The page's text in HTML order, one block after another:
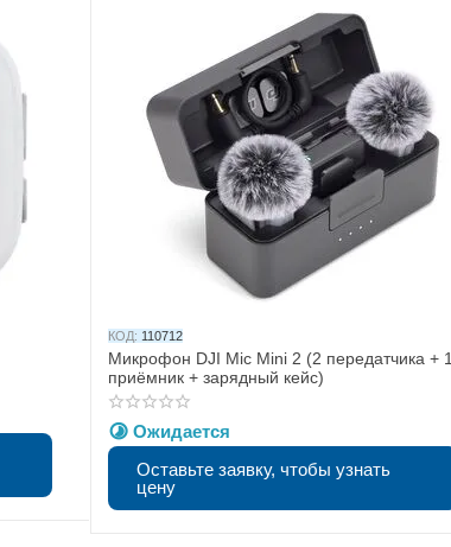
КОД: 110712
Микрофон DJI Mic Mini 2 (2 передатчика + 1
приёмник + зарядный кейс)
Ожидается
Оставьте заявку, чтобы узнать
цену